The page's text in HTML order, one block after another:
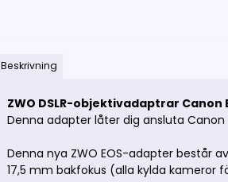
Beskrivning
ZWO DSLR-objektivadaptrar
Denna adapter låter dig ansluta
Denna nya ZWO EOS-adapter består
17,5 mm bakfokus (alla kylda kameror